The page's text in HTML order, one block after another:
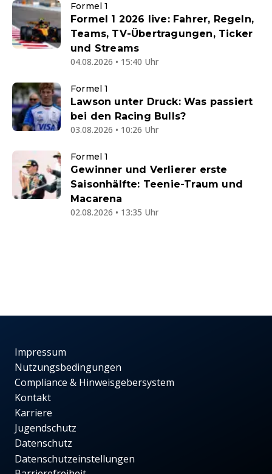
Formel 1
Formel 1 2026 live: Fahrer, Regeln,
Teams, TV-Übertragungen, Ticker
und Streams
04.08.2026 • 15:40 Uhr
Formel 1
Lawson unter Druck: Was passiert
bei den Racing Bulls?
03.08.2026 • 10:26 Uhr
Formel 1
Gewinner und Verlierer erste
Saisonhälfte: Teenie-Traum und
Macarena
02.08.2026 • 13:35 Uhr
Impressum
Nutzungsbedingungen
Compliance & Hinweisgebersystem
Kontakt
Karriere
Jugendschutz
Datenschutz
Datenschutzeinstellungen